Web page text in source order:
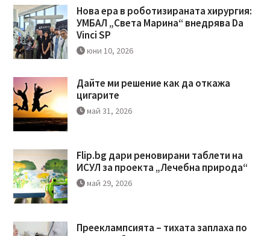
Нова ера в роботизираната хирургия:
УМБАЛ „Света Марина“ внедрява Da
Vinci SP
юни 10, 2026
Дайте ми решение как да откажа
цигарите
май 31, 2026
Flip.bg дари реновирани таблети на
ИСУЛ за проекта „Лечебна природа“
май 29, 2026
Прееклампсията – тихата заплаха по